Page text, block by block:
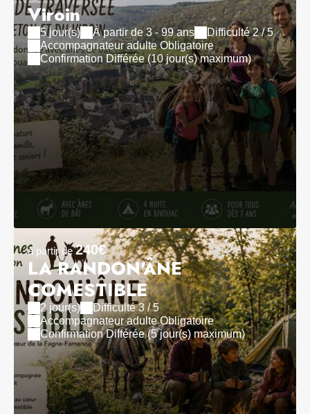
Viroin
5 jour(s) À partir de 3 - 99 ans
Difficulté 2 / 5
Accompagnateur adulte Obligatoire
Confirmation Différée (10 jour(s) maximum)
à partir de 240€
LA RANDON'ÂNE
COMESTIBLE
2 jour(s)
Difficulté 3 / 5
Accompagnateur adulte Obligatoire
Confirmation Différée (5 jour(s) maximum)